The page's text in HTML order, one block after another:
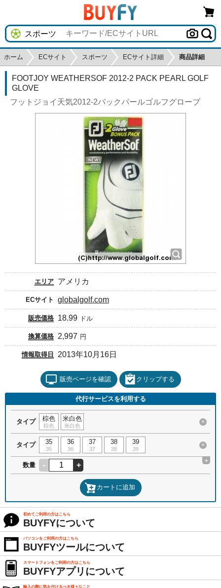
ホーム ECサイト スポーツ ECサイト詳細 商品詳細
FOOTJOY WEATHERSOF 2012-2 PACK PEARL GOLF
GLOVE
フットジョイ天気2012-2パックパールゴルフグローブ
エリア アメリカ
ECサイト globalgolf.com
販売価格 18.99 ドル
換算価格 2,997 円
情報取得日 2013年10月16日
販売ページを確認 クリップする
代行サービスを利用する
タイプ 棕色
棕色
米白色
米白色
×
タイプ 35
35
36
36
37
37
38
38
39
39
×
数量 - +
+
カートに追加
初めてご利用の方はこちら
BUYFYについて
パソコンをご利用の方はこちら
BUYFYツールについて
スマートフォンをご利用の方はこちら
BUYFYアプリについて
輸入の際に気を付けるべき様々なこと